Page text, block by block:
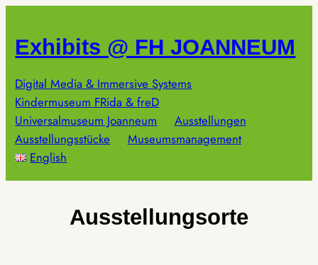
springen
Exhibits @ FH JOANNEUM
Digital Media & Immersive Systems
Kindermuseum FRida & freD
Universalmuseum Joanneum
Ausstellungen
Ausstellungsstücke
Museumsmanagement
English
Ausstellungsorte